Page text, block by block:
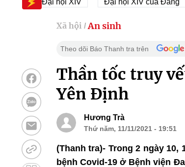
Xã hội / An sinh
Theo dõi Báo Thanh tra trên
Thần tốc truy
Yên Định
Hương Trà
Thứ năm, 11/11/2021 - 19:51
(Thanh tra)- Trong 2 ngày
bệnh Covid-19 ở Bệnh viện